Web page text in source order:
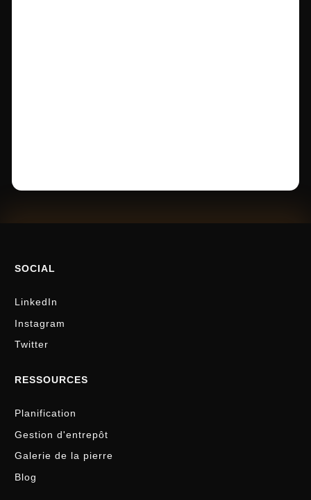
SOCIAL
LinkedIn
Instagram
Twitter
RESSOURCES
Planification
Gestion d'entrepôt
Galerie de la pierre
Blog